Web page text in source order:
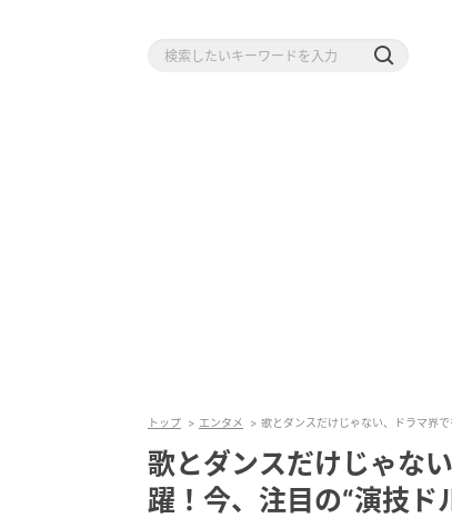
トップ エンタメ 歌とダンスだけじゃない、ドラマ界
歌とダンスだけじゃな
躍！今、注目の“演技ド